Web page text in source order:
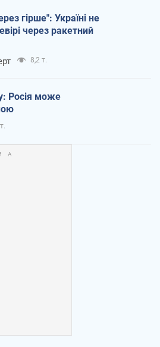
гірше": Україні не
через ракетний
8,2 т.
Росія може